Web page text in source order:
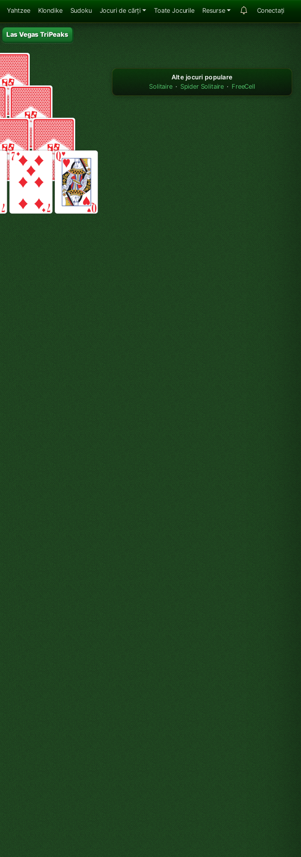
Yahtzee Klondike Sudoku Jocuri de cărți Toate Jocurile Resurse Conectați
Las Vegas TriPeaks
Alte jocuri populare
Solitaire · Spider Solitaire · FreeCell